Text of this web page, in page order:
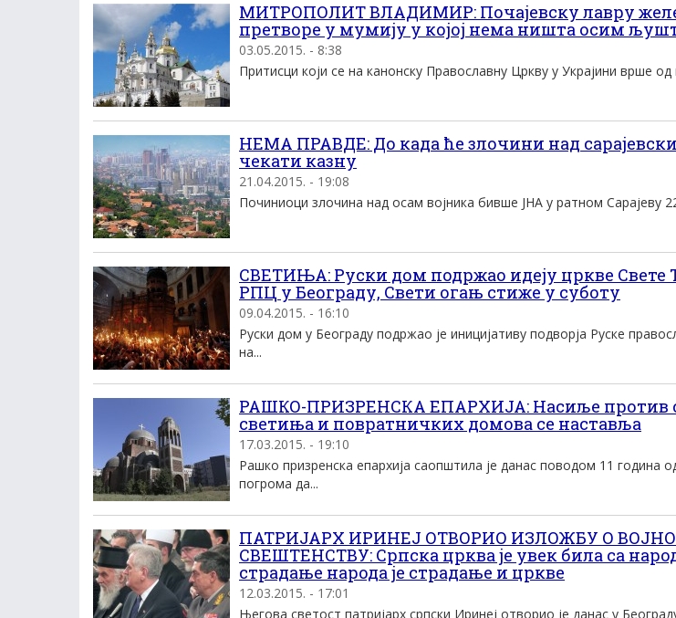
МИТРОПОЛИТ ВЛАДИМИР: Почајевску лавру
претворе у мумију у којој нема ништа осим
03.05.2015. - 8:38
Притисци који се на канонску Православну Цркву у Украјини врше
НЕМА ПРАВДЕ: До када ће злочини над
чекати казну
21.04.2015. - 19:08
Починиоци злочина над осам војника бивше ЈНА у ратном Сарајеву
СВЕТИЊА: Руски дом подржао идеју цркве Свете
РПЦ у Београду, Свети огањ стиже у суботу
09.04.2015. - 16:10
Руски дом у Београду подржао је иницијативу подворја Руске
на...
РАШКО-ПРИЗРЕНСКА ЕПАРХИЈА: Насиље против
светиња и повратничких домова се наставља
17.03.2015. - 19:10
Рашко призренска епархија саопштила је данас поводом 11 година
погрома да...
ПАТРИЈАРХ ИРИНЕЈ ОТВОРИО ИЗЛОЖБУ О
СВЕШТЕНСТВУ: Српска црква је увек била са
страдање народа је страдање и цркве
12.03.2015. - 17:01
Његова светост патријарх српски Иринеј отворио је данас у